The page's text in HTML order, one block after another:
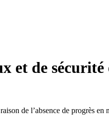
et de
de l’absence de progrès